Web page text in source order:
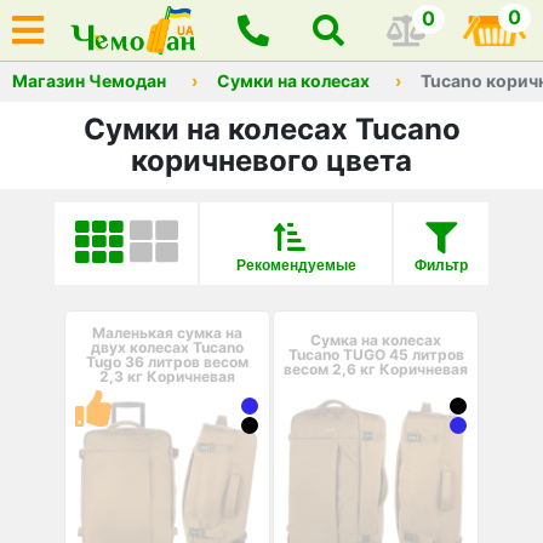
0 0
Магазин Чемодан Сумки на колесах Tucano
Сумки на колесах Tucano
коричневого цвета
Фильтр
Рекомендуемые
Маленькая сумка на
двух колесах Tucano
Tugo 36 литров весом
2,3 кг Коричневая
Сумка на колесах
Tucano TUGO 45 литров
весом 2,6 кг Коричневая